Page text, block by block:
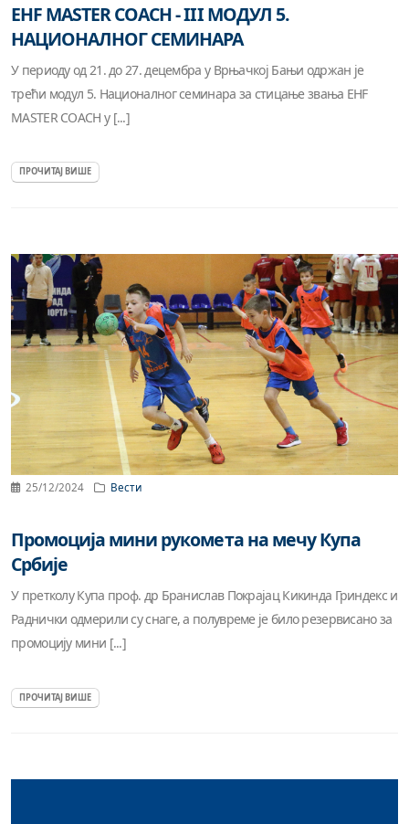
EHF MASTER COACH - III МОДУЛ 5.
НАЦИОНАЛНОГ СЕМИНАРА
У периоду од 21. до 27. децембра у Врњачкој Бањи одржан је
трећи модул 5. Националног семинара за стицање звања EHF
MASTER COACH у [...]
ПРОЧИТАЈ ВИШЕ
25/12/2024 Вести
Промоција мини рукомета на мечу Купа
Србије
У претколу Купа проф. др Бранислав Покрајац Кикинда Гриндекс и
Раднички одмерили су снаге, а полувреме је било резервисано за
промоцију мини [...]
ПРОЧИТАЈ ВИШЕ